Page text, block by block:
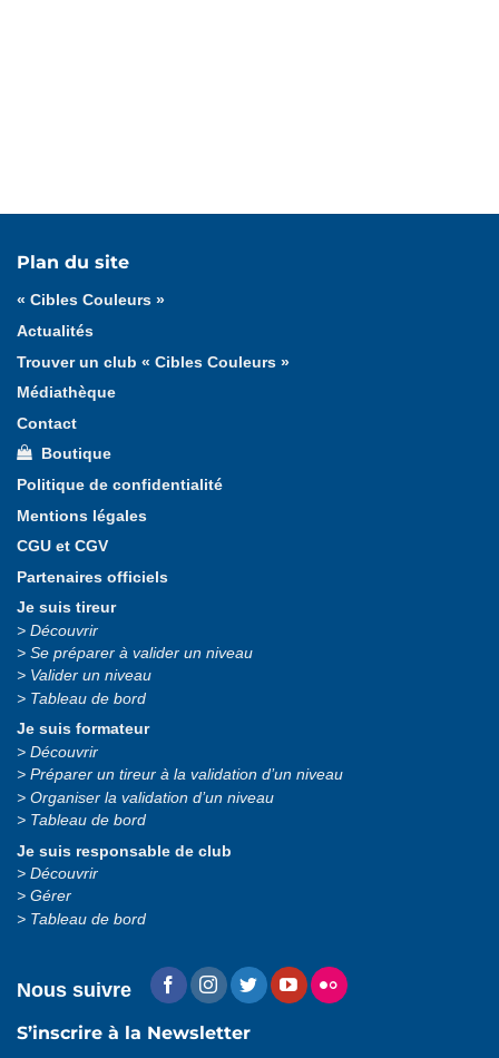
Plan du site
« Cibles Couleurs »
Actualités
Trouver un club « Cibles Couleurs »
Médiathèque
Contact
Boutique
Politique de confidentialité
Mentions légales
CGU et CGV
Partenaires officiels
Je suis tireur
Découvrir
Se préparer à valider un niveau
Valider un niveau
Tableau de bord
Je suis formateur
Découvrir
Préparer un tireur à la validation d’un niveau
Organiser la validation d’un niveau
Tableau de bord
Je suis responsable de club
Découvrir
Gérer
Tableau de bord
Nous suivre
S’inscrire à la Newsletter